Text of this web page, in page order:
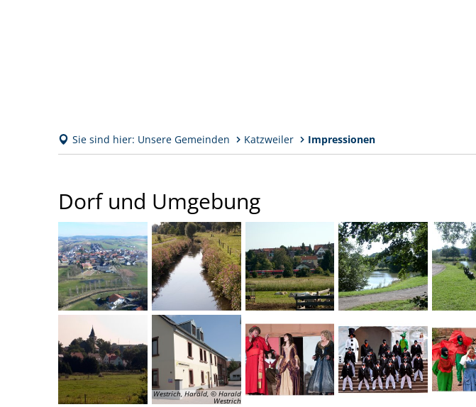
Sie sind hier: Unsere Gemeinden Katzweiler Impressionen
Impressionen
Dorf und Umgebung
Westrich, Harald, © Harald
Westrich